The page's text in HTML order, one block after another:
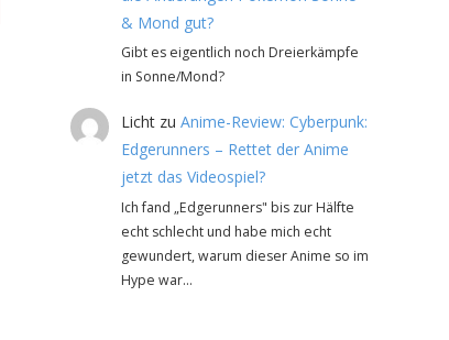
& Mond gut?
Gibt es eigentlich noch Dreierkämpfe
in Sonne/Mond?
Lichtzu Anime-Review: Cyberpunk:
Edgerunners – Rettet der Anime
jetzt das Videospiel?
Ich fand „Edgerunners" bis zur Hälfte
echt schlecht und habe mich echt
gewundert, warum dieser Anime so im
Hype war…